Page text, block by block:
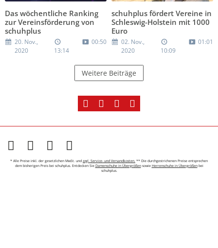
Das wöchentliche Ranking
zur Vereinsförderung von
schuhplus
20. Nov.,
2020
13:14
00:50
schuhplus fördert Vereine in
Schleswig-Holstein mit 1000
Euro
02. Nov.,
2020
10:09
01:01
Weitere Beiträge
* Alle Preise inkl. der gesetzlichen MwSt. und zzgl. Service- und Versandkosten. ** Die durchgestrichenen Preise entsprechen
dem bisherigen Preis bei schuhplus. Entdecken Sie Damenschuhe in Übergrößensowie Herrenschuhe in Übergrößenbei
schuhplus.